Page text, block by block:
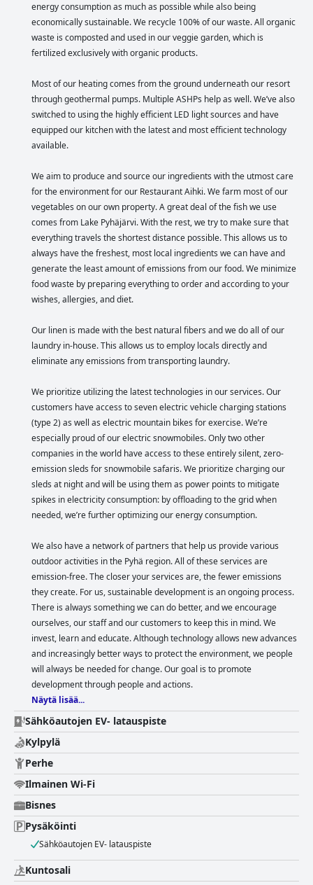
energy consumption as much as possible while also being
economically sustainable. We recycle 100% of our waste. All organic
waste is composted and used in our veggie garden, which is
fertilized exclusively with organic products.
Most of our heating comes from the ground underneath our resort
through geothermal pumps. Multiple ASHPs help as well. We’ve also
switched to using the highly efficient LED light sources and have
equipped our kitchen with the latest and most efficient technology
available.
We aim to produce and source our ingredients with the utmost care
for the environment for our Restaurant Aihki. We farm most of our
vegetables on our own property. A great deal of the fish we use
comes from Lake Pyhäjärvi. With the rest, we try to make sure that
everything travels the shortest distance possible. This allows us to
always have the freshest, most local ingredients we can have and
generate the least amount of emissions from our food. We minimize
food waste by preparing everything to order and according to your
wishes, allergies, and diet.
Our linen is made with the best natural fibers and we do all of our
laundry in-house. This allows us to employ locals directly and
eliminate any emissions from transporting laundry.
We prioritize utilizing the latest technologies in our services. Our
customers have access to seven electric vehicle charging stations
(type 2) as well as electric mountain bikes for exercise. We’re
especially proud of our electric snowmobiles. Only two other
companies in the world have access to these entirely silent, zero-
emission sleds for snowmobile safaris. We prioritize charging our
sleds at night and will be using them as power points to mitigate
spikes in electricity consumption: by offloading to the grid when
needed, we’re further optimizing our energy consumption.
We also have a network of partners that help us provide various
outdoor activities in the Pyhä region. All of these services are
emission-free. The closer your services are, the fewer emissions
they create. For us, sustainable development is an ongoing process.
There is always something we can do better, and we encourage
ourselves, our staff and our customers to keep this in mind. We
invest, learn and educate. Although technology allows new advances
and increasingly better ways to protect the environment, we people
will always be needed for change. Our goal is to promote
development through people and actions.
Näytä lisää...
Sähköautojen EV- latauspiste
Kylpylä
Perhe
Ilmainen Wi-Fi
Bisnes
Pysäköinti
Sähköautojen EV- latauspiste
Kuntosali